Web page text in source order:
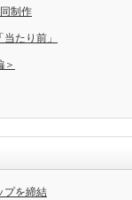
制作
たり前」
＞
プを締結